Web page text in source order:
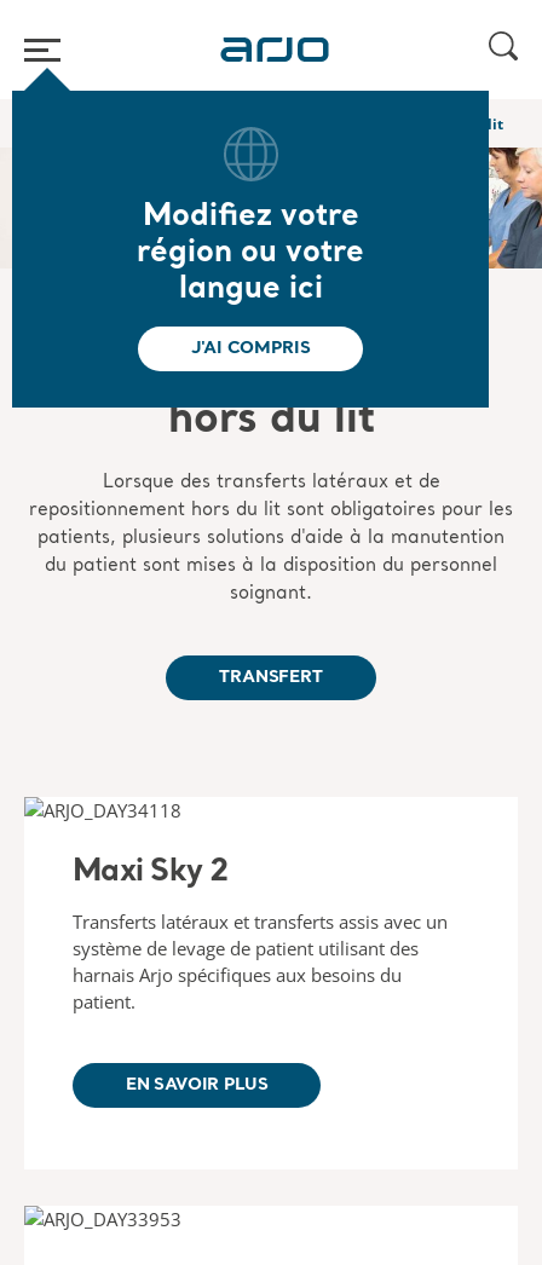
Modifiez votre
région ou votre
langue ici
J'AI COMPRIS
Mobilisation précoce Transfert du patient hors du lit
Transfert du patient
hors du lit
Lorsque des transferts latéraux et de
repositionnement hors du lit sont obligatoires pour les
patients, plusieurs solutions d'aide à la manutention
du patient sont mises à la disposition du personnel
soignant.
TRANSFERT
Maxi Sky 2
Transferts latéraux et transferts assis avec un
système de levage de patient utilisant des
harnais Arjo spécifiques aux besoins du
patient.
EN SAVOIR PLUS